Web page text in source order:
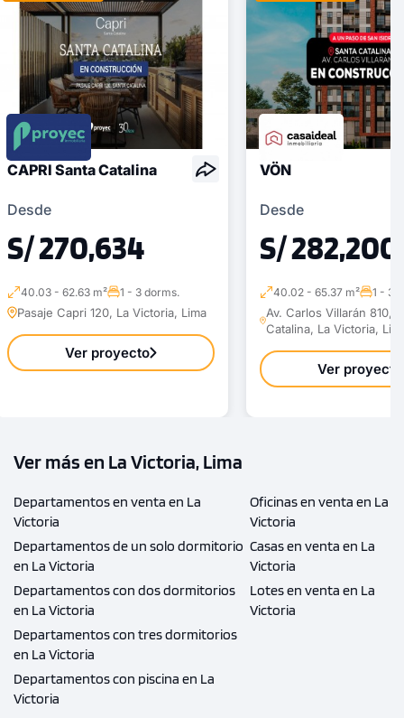
CAPRI Santa Catalina
Desde
S/ 270,634
40.03 - 62.63 m² 1 - 3 dorms.
Pasaje Capri 120, La Victoria, Lima
Ver proyecto
VÖN
Desde
S/ 282,200
40.02 - 65.37 m² 1 - 3
Av. Carlos Villarán 810,
Catalina, La Victoria,
Ver proyecto
Ver más en La Victoria, Lima
Departamentos en venta en La
Victoria
Departamentos de un solo dormitorio
en La Victoria
Departamentos con dos dormitorios
en La Victoria
Departamentos con tres dormitorios
en La Victoria
Departamentos con piscina en La
Victoria
Oficinas en venta en La
Victoria
Casas en venta en La
Victoria
Lotes en venta en La
Victoria